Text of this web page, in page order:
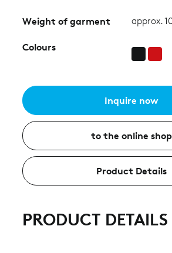
Weight of garment approx.
Colours
Inquire now
to the online shop
Product Details
PRODUCT DETAILS